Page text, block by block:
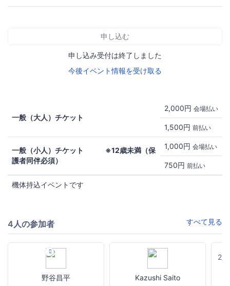
申し込む
申し込み受付は終了しました
今後イベント情報を受け取る
一般（大人）チケット
2,000円 会場払い
1,500円 前払い
一般（小人）チケット ※12歳未満（保
護者同伴必須）
1,000円 会場払い
750円 前払い
機体持込イベントです
4人の参加者 すべて見る
野谷昌平 Kazushi Saito
2